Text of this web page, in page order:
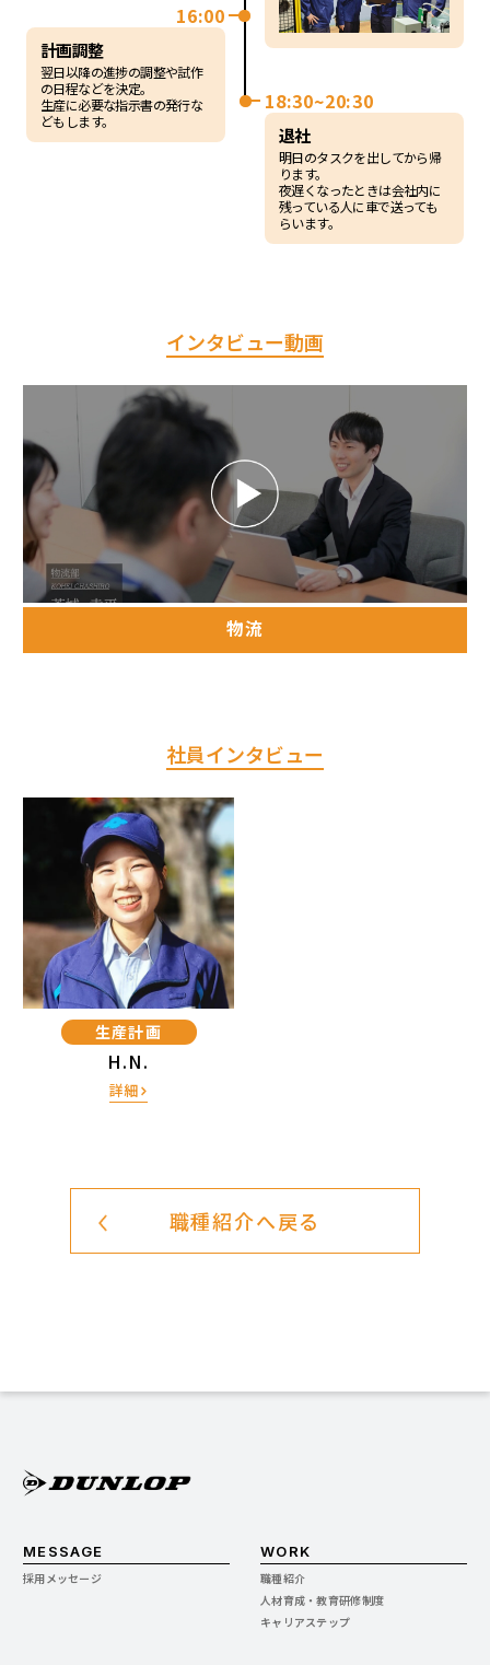
16:00
計画調整
翌日以降の進捗の調整や試作
の日程などを決定。
生産に必要な指示書の発行な
どもします。
18:30~20:30
退社
明日のタスクを出してから帰
ります。
夜遅くなったときは会社内に
残っている人に車で送っても
らいます。
インタビュー動画
物流
社員インタビュー
生産計画
H.N.
詳細
職種紹介へ戻る
MESSAGE
採用メッセージ
WORK
職種紹介
人材育成・教育研修制度
キャリアステップ